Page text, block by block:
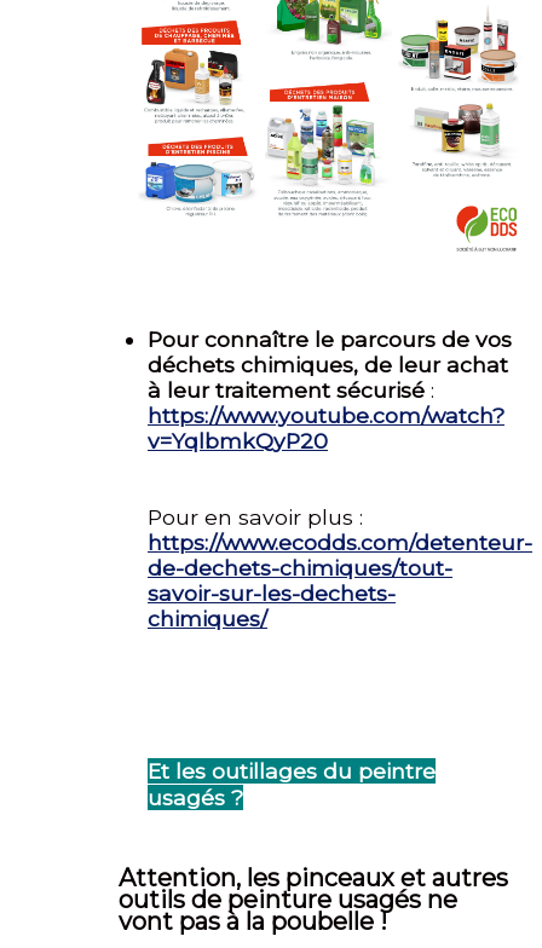
Pour connaître le parcours de vos
déchets chimiques, de leur achat
à leur traitement sécurisé :
https://www.youtube.com/watch?
v=YqlbmkQyP20
Pour en savoir plus :
https://www.ecodds.com/detenteur-
de-dechets-chimiques/tout-
savoir-sur-les-dechets-
chimiques/
Et les outillages du peintre
usagés ?
Attention, les pinceaux et autres
outils de peinture usagés ne
vont pas à la poubelle !